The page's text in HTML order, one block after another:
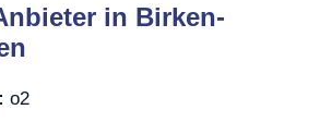
in Birken-
o2